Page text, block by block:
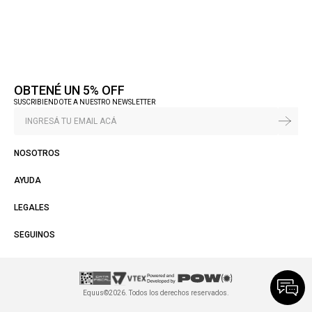
OBTENÉ UN 5% OFF
SUSCRIBIENDOTE A NUESTRO NEWSLETTER
NOSOTROS
AYUDA
LEGALES
SEGUINOS
Equus©2026. Todos los derechos reservados.